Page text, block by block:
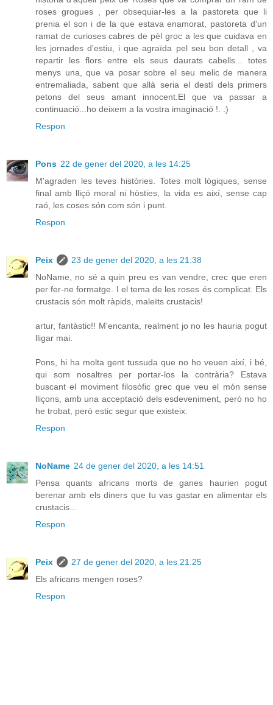
roses grogues , per obsequiar-les a la pastoreta que li
prenia el son i de la que estava enamorat, pastoreta d'un
ramat de curioses cabres de pèl groc a les que cuidava en
les jornades d'estiu, i que agraïda pel seu bon detall , va
repartir les flors entre els seus daurats cabells... totes
menys una, que va posar sobre el seu melic de manera
entremaliada, sabent que allà seria el destí dels primers
petons del seus amant innocent.El que va passar a
continuació...ho deixem a la vostra imaginació !. :)
Respon
Pons 22 de gener del 2020, a les 14:25
M'agraden les teves històries. Totes molt lògiques, sense
final amb lliçó moral ni hòsties, la vida es així, sense cap
raó, les coses són com són i punt.
Respon
Peix
23 de gener del 2020, a les 21:38
NoName, no sé a quin preu es van vendre, crec que eren
per fer-ne formatge. I el tema de les roses és complicat. Els
crustacis són molt ràpids, maleïts crustacis!
artur, fantàstic!! M'encanta, realment jo no les hauria pogut
lligar mai.
Pons, hi ha molta gent tussuda que no ho veuen així, i bé,
qui som nosaltres per portar-los la contrària? Estava
buscant el moviment filosòfic grec que veu el món sense
lliçons, amb una acceptació dels esdeveniment, però no ho
he trobat, però estic segur que existeix.
Respon
NoName 24 de gener del 2020, a les 14:51
Pensa quants africans morts de ganes haurien pogut
berenar amb els diners que tu vas gastar en alimentar els
crustacis...
Respon
Peix
27 de gener del 2020, a les 21:25
Els africans mengen roses?
Respon